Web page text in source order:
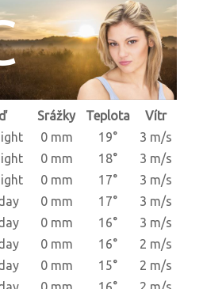
Srážky Teplota
Vítr
0 mm 19°
3 m/s
0 mm 18°
3 m/s
0 mm 17°
3 m/s
0 mm 17°
3 m/s
0 mm 16°
3 m/s
0 mm 16°
2 m/s
0 mm 15°
2 m/s